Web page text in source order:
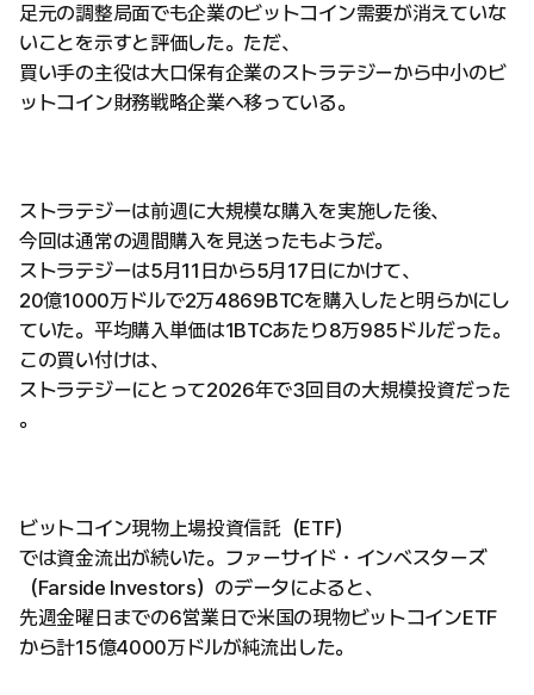
足元の調整局面でも企業のビットコイン需要が消えていな
いことを示すと評価した。ただ、
買い手の主役は大口保有企業のストラテジーから中小のビ
ットコイン財務戦略企業へ移っている。
ストラテジーは前週に大規模な購入を実施した後、
今回は通常の週間購入を見送ったもようだ。
ストラテジーは5月11日から5月17日にかけて、
20億1000万ドルで2万4869BTCを購入したと明らかにし
ていた。平均購入単価は1BTCあたり8万985ドルだった。
この買い付けは、
ストラテジーにとって2026年で3回目の大規模投資だった
。
ビットコイン現物上場投資信託（ETF）
では資金流出が続いた。ファーサイド・インベスターズ
（Farside Investors）のデータによると、
先週金曜日までの6営業日で米国の現物ビットコインETF
から計15億4000万ドルが純流出した。